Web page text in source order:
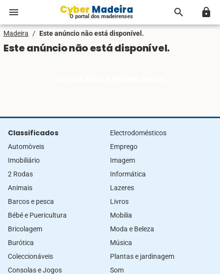
menu Cyber Madeira
O portal dos madeirenses search lock
Madeira / Este anúncio não está disponível.
Este anúncio não está disponível.
Classificados
Automòveis
Imobiliário
2 Rodas
Animais
Barcos e pesca
Bébé e Puericultura
Bricolagem
Burótica
Coleccionáveis
Consolas e Jogos
Electrodomésticos
Emprego
Imagem
Informática
Lazeres
Livros
Mobilia
Moda e Beleza
Música
Plantas e jardinagem
Som